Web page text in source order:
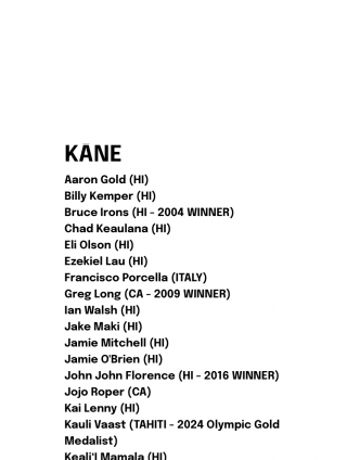
waka☆=
YUKI☆
たっちー
ハンマー
まっきー
三輪予報士
小川予報士